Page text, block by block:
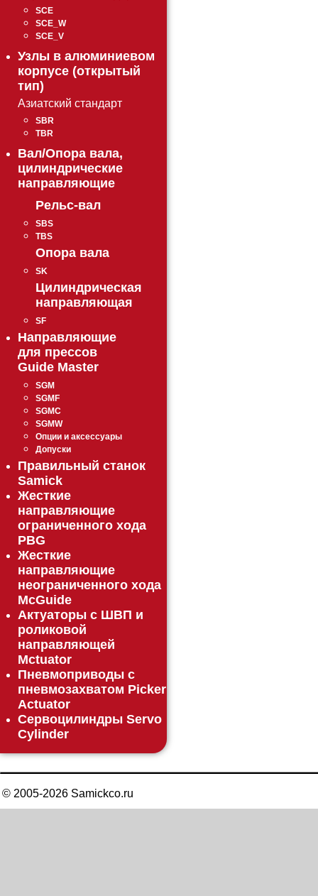
SCE
SCE_W
SCE_V
Узлы в алюминиевом
корпусе (открытый
тип)
Азиатский стандарт
SBR
TBR
Вал/Опора вала,
цилиндрические
направляющие
Рельс-вал
SBS
TBS
Опора вала
SK
Цилиндрическая
направляющая
SF
Направляющие
для прессов
Guide Master
SGM
SGMF
SGMC
SGMW
Опции и аксессуары
Допуски
Правильный станок
Samick
Жесткие
направляющие
ограниченного хода
PBG
Жесткие
направляющие
неограниченного хода
McGuide
Актуаторы с ШВП и
роликовой
направляющей
Mctuator
Пневмоприводы с
пневмозахватом Picker
Actuator
Сервоцилиндры Servo
Cylinder
© 2005-2026 Samickco.ru